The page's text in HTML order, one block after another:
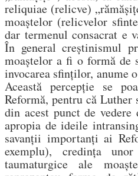
reliquiae (relicve)
moaștelor (relicvelor
dar termenul consacrat e
În general creștinismul
moaștelor a fi o formă de
invocarea sfinților, anume
Această percepție se
Reformă, pentru că Luther
din acest punct de
apropia de ideile
savanții importanți ai
exemplu), credința
taumaturgice ale